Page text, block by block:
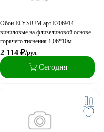
Обои ELYSIUM арт.Е706914
виниловые на флизелиновой основе
горячего тиснения 1,06*10м
Лабиринт фон (акция)
2 114 ₽/рул
Сегодня